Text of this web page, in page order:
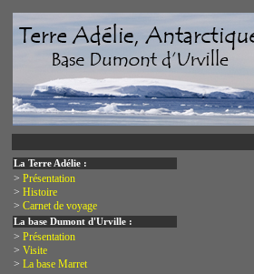
La Terre Adélie :
> Présentation
> Histoire
> Carnet de voyage
La base Dumont d'Urville :
> Présentation
> Visite
> La base Marret